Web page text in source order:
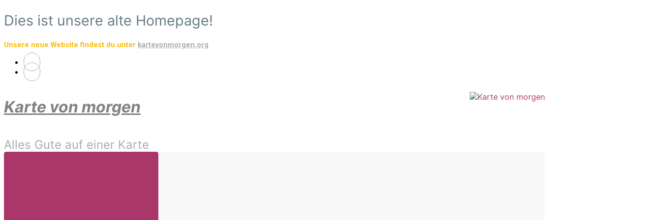
Zum
Hauptinhalt
Dies ist unsere alte Homepage!
Unsere neue Website findest du unter kartevonmorgen.org
Karte von morgen
Alles Gute auf einer Karte